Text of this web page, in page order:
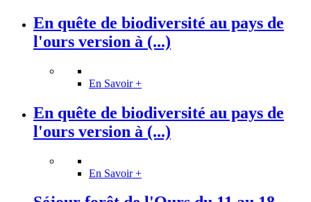
En quête de biodiversité au pays de
l'ours version à (...)
En Savoir +
En quête de biodiversité au pays de
l'ours version à (...)
En Savoir +